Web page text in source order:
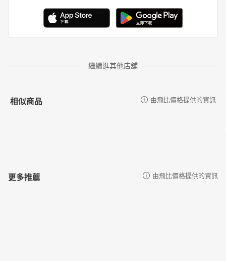
繼續逛其他店舖
相似商品 由飛比價格提供的資訊
更多推薦 由飛比價格提供的資訊